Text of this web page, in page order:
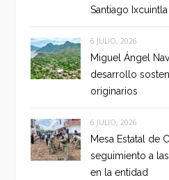
Santiago Ixcuintla
6 JULIO, 2026
Miguel Ángel
desarrollo
originarios
6 JULIO, 2026
Mesa Estatal de
seguimiento a
en la entidad